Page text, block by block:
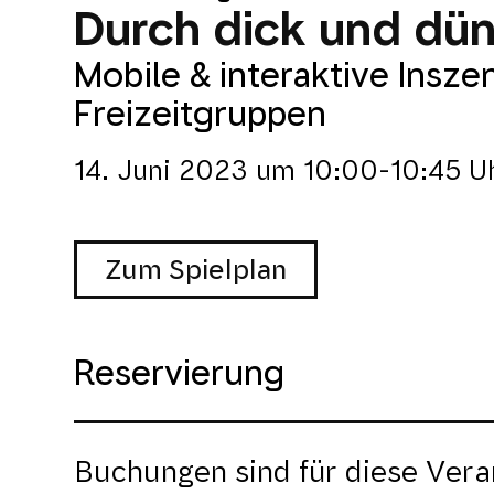
Durch dick und
Mobile & interaktive
Freizeitgruppen
14. Juni 2023 um 10:00-10:45
Zum Spielplan
Reservierung
Buchungen sind für diese